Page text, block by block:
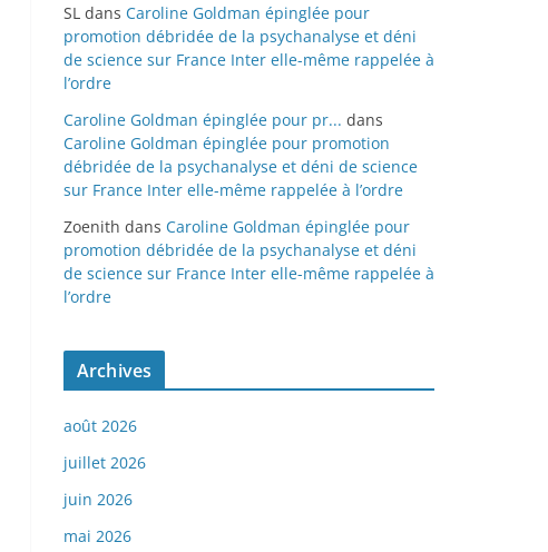
SL dans Caroline Goldman épinglée pour
promotion débridée de la psychanalyse et déni
de science sur France Inter elle-même rappelée à
l’ordre
Caroline Goldman épinglée pour pr... dans
Caroline Goldman épinglée pour promotion
débridée de la psychanalyse et déni de science
sur France Inter elle-même rappelée à l’ordre
Zoenith dans Caroline Goldman épinglée pour
promotion débridée de la psychanalyse et déni
de science sur France Inter elle-même rappelée à
l’ordre
Archives
août 2026
juillet 2026
juin 2026
mai 2026